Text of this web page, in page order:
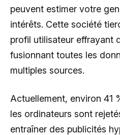
peuvent estimer votre
intérêts. Cette société
profil utilisateur effrayant
fusionnant toutes les
multiples sources.
Actuellement, environ 41
les ordinateurs sont
entraîner des publicités